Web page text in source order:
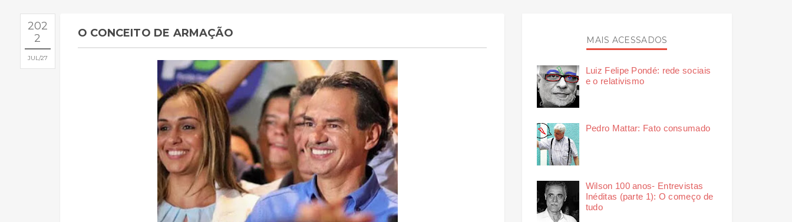
202
2
JUL 27
O CONCEITO DE ARMAÇÃO
MAIS ACESSADOS
Luiz Felipe Pondé: rede sociais
e o relativismo
Pedro Mattar: Fato consumado
Wilson 100 anos- Entrevistas
Inéditas (parte 1): O começo de
tudo